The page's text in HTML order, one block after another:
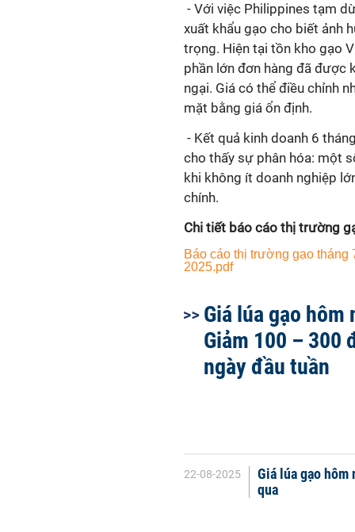
- Với việc Philippines tạm
xuất khẩu gạo cho biết ảnh
trọng. Hiện tại tồn kho gạo
phần lớn đơn hàng đã được
ngại. Giá có thể điều chỉnh
mặt bằng giá ổn định.
- Kết quả kinh doanh 6
cho thấy sự phân hóa: một
khi không ít doanh nghiệp
chính.
Chi tiết báo cáo thị trường
Báo cáo thị trường gạo tháng
2025.pdf
Giá lúa gạo hôm
Giảm 100 – 300
ngày đầu tuần
22-08-2025
Giá lúa gạo
qua